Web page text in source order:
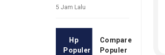
5 Jam Lalu
Hp
Populer
Compare
Populer